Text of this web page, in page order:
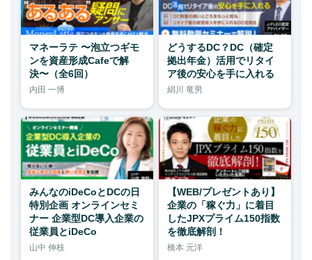
マネーラテ 〜泡立つギモ
ンを資産形成Cafeで解
決〜（全6回）
内田 一博
どうするDC？DC（確定
拠出年金）活用でリタイ
ア後の安心を手に入れる
絹川 竜男
みんなのiDeCoとDCの日
特別企画 オンラインセミ
ナー 企業型DC導入企業の
従業員とiDeCo
山中 伸枝
【WEB/プレゼントあり】
企業の「稼ぐ力」に着目
したJPXプライム150指数
を徹底解剖！
橋本 元洋